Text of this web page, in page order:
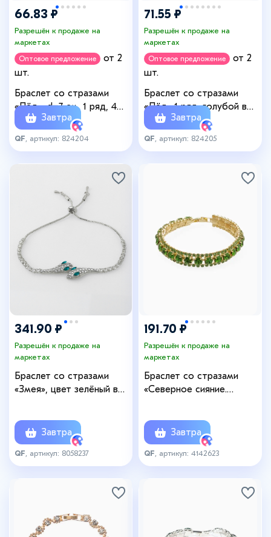
66.83 ₽
Разрешён к продаже на
маркетах
Оптовое предложение
от 2
шт.
Браслет со стразами
«Лёд», d=7 см, 1 ряд, 4
мм, фиолетовый в
серебре
Завтра
QF , артикул: 824204
71.55 ₽
Разрешён к продаже на
маркетах
Оптовое предложение
от 2
шт.
Браслет со стразами
«Лёд» 1 ряд, голубой в
серебре, 4 мм, d=7 см
Завтра
QF , артикул: 824205
341.90 ₽
Разрешён к продаже на
маркетах
Браслет со стразами
«Змея», цвет зелёный в
Завтра
QF , артикул: 8058237
191.70 ₽
Разрешён к продаже на
маркетах
Браслет со стразами
«Северное сияние.
Завтра
QF , артикул: 4142623